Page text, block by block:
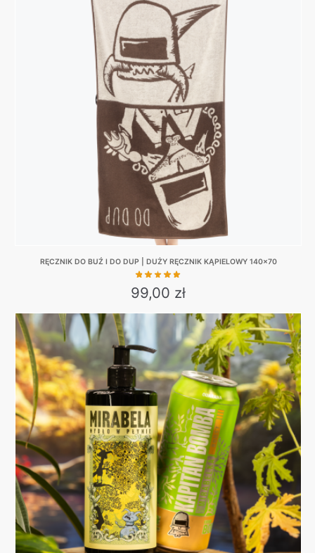
multiple
variants.
The
options
may
chosen
on
the
product
page
RĘCZNIK DO BUŹ I DO DUP | DUŻY RĘCZNIK KĄPIELOWY 140×70
99,00 zł